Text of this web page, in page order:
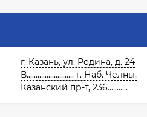
г. Казань, ул. Родина, д. 24
В.......................... г. Наб. Челны,
Казанский пр-т, 236...........